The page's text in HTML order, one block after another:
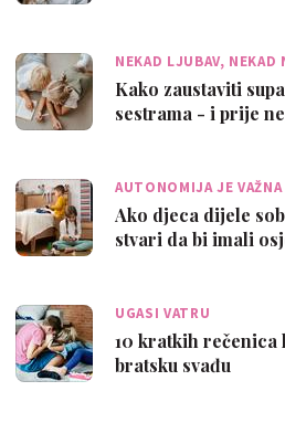
NEKAD LJUBAV, NEKAD
Kako zaustaviti
sestrama - i prije
AUTONOMIJA JE VAŽNA
Ako djeca dijele
stvari da bi imali
UGASI VATRU
10 kratkih rečenica
bratsku svađu